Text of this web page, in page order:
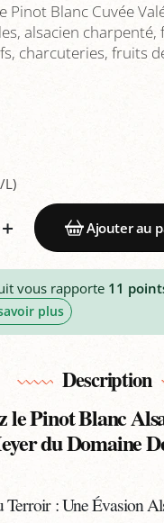
Pinot Blanc Cuvée
alsacien
charcuteries, fruits
L)
+ Ajouter au
vous rapporte 11
plus
Description
le Pinot Blanc
du Domaine
Terroir : Une Évasion